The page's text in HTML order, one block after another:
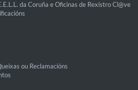
da Coruña e Oficinas de Rexistro Cl@ve
ou Reclamacións